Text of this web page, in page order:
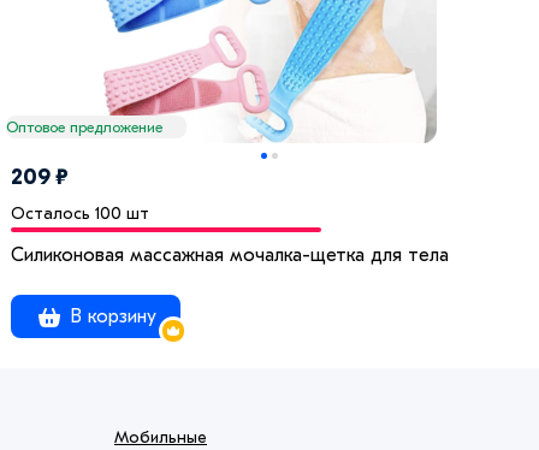
Оптовое предложение
209 ₽
Осталось 100 шт
Силиконовая массажная мочалка-щетка для тела
В корзину
Мобильные